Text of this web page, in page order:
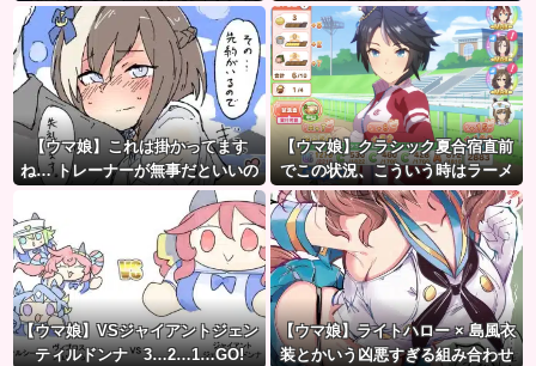
スペ一族…」
よね
【ウマ娘】これは掛かってます
ね… トレーナーが無事だといいの
【ウマ娘】クラシック夏合宿直前
でこの状況、こういう時はラーメ
ン食べてもいいのかな？
【ウマ娘】VSジャイアントジェン
ティルドンナ 3…2…1…GO!
【ウマ娘】ライトハロー × 島風衣
装とかいう凶悪すぎる組み合わせ